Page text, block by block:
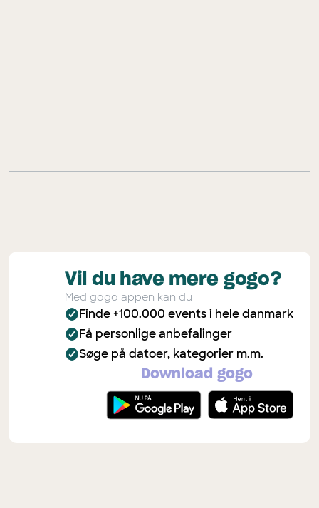
Vil du have mere gogo?
Med gogo appen kan du
Finde +100.000 events i hele danmark
Få personlige anbefalinger
Søge på datoer, kategorier m.m.
Download gogo